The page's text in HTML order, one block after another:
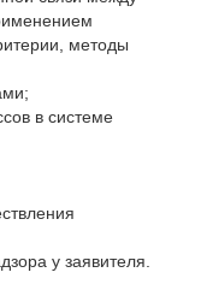
методы
в системе
у заявителя.